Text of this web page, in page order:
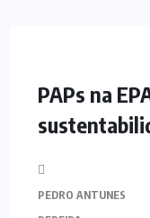
PAPs na
PEDRO ANTUNES